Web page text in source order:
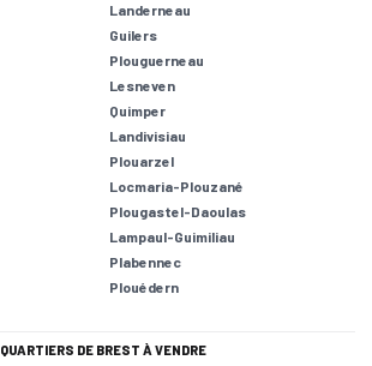
Landerneau
Guilers
Plouguerneau
Lesneven
Quimper
Landivisiau
Plouarzel
Locmaria-Plouzané
Plougastel-Daoulas
Lampaul-Guimiliau
Plabennec
Plouédern
QUARTIERS DE BREST À VENDRE